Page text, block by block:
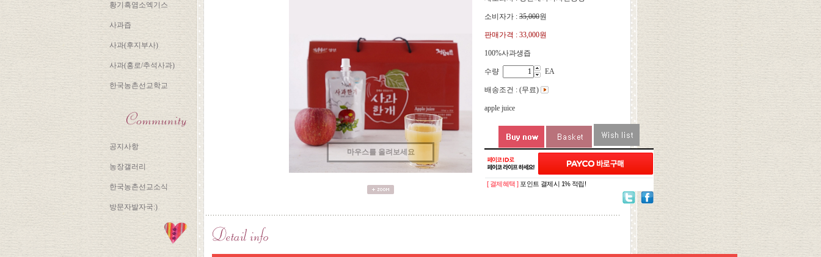
황기흑염소엑기스
사과즙
사과(후지부사)
사과(홍로/추석사과)
한국농촌선교학교
공지사항
농장갤러리
한국농촌선교소식
방문자발자국:)
마우스를 올려보세요
소비자가 : 35,000원
판매가격 : 33,000원
100%사과생즙
수량 EA
배송조건 : (무료)
apple juice
[ 결제혜택 ] 포인트 결제시 1% 적립!